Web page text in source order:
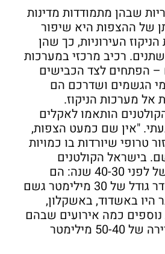
שבהן מתמודדות מדינות
של ההצפות היא שיפור
העירוניות, כך שהן
רכיב מרכזי במערכות
– הפתחים לצד הכבישים
הגשמים ושדרכם הם
אל מערכות הניקוז.
הותאמו לאקלים
"אין שם כמעט הצפות,
טרופי שיורדות בו כמויות
בישראל הקולטנים
מותאמים לתנאים של לפני 40-30 שנה: הם
מסוגלים להעביר סדר גודל של 30 מילימטר גשם
באשדוד, באשקלון,
נוספים כמה אירועים שבהם
ירד גשם בכמות אדירה של 50-40 מילימטר